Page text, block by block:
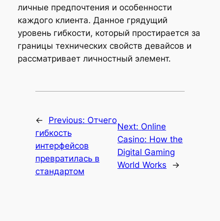
личные предпочтения и особенности
каждого клиента. Данное грядущий
уровень гибкости, который простирается за
границы технических свойств девайсов и
рассматривает личностный элемент.
← Previous: Отчего
гибкость
интерфейсов
превратилась в
стандартом
Next: Online
Casino: How the
Digital Gaming
World Works
→